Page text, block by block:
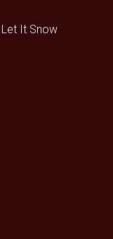
It Snow